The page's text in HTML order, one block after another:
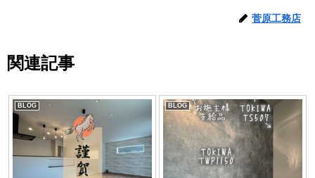
菅原工務店
関連記事
BLOG BLOG